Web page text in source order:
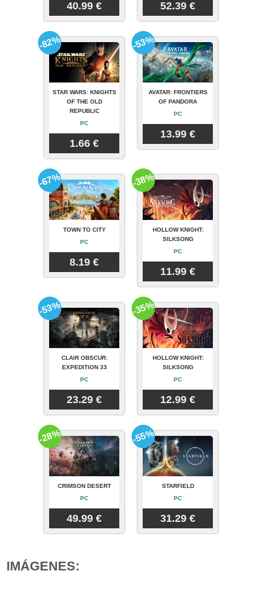
40.99 € 52.39 €
STAR WARS: KNIGHTS
OF THE OLD
REPUBLIC
PC
1.66 €
-82%
AVATAR: FRONTIERS
OF PANDORA
PC
13.99 €
-53%
TOWN TO CITY
PC
8.19 €
-67%
HOLLOW KNIGHT:
SILKSONG
PC
11.99 €
-38%
CLAIR OBSCUR:
EXPEDITION 33
PC
23.29 €
-53%
HOLLOW KNIGHT:
SILKSONG
PC
12.99 €
-35%
CRIMSON DESERT
PC
49.99 €
-28%
STARFIELD
PC
31.29 €
-55%
IMÁGENES: